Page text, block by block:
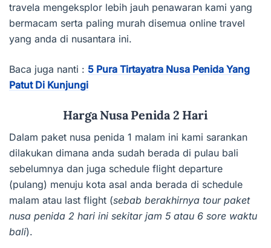
travela mengeksplor lebih jauh penawaran kami yang
bermacam serta paling murah disemua online travel
yang anda di nusantara ini.
Baca juga nanti : 5 Pura Tirtayatra Nusa Penida Yang
Patut Di Kunjungi
Harga Nusa Penida 2 Hari
Dalam paket nusa penida 1 malam ini kami sarankan
dilakukan dimana anda sudah berada di pulau bali
sebelumnya dan juga schedule flight departure
(pulang) menuju kota asal anda berada di schedule
malam atau last flight (sebab berakhirnya tour paket
nusa penida 2 hari ini sekitar jam 5 atau 6 sore waktu
bali).